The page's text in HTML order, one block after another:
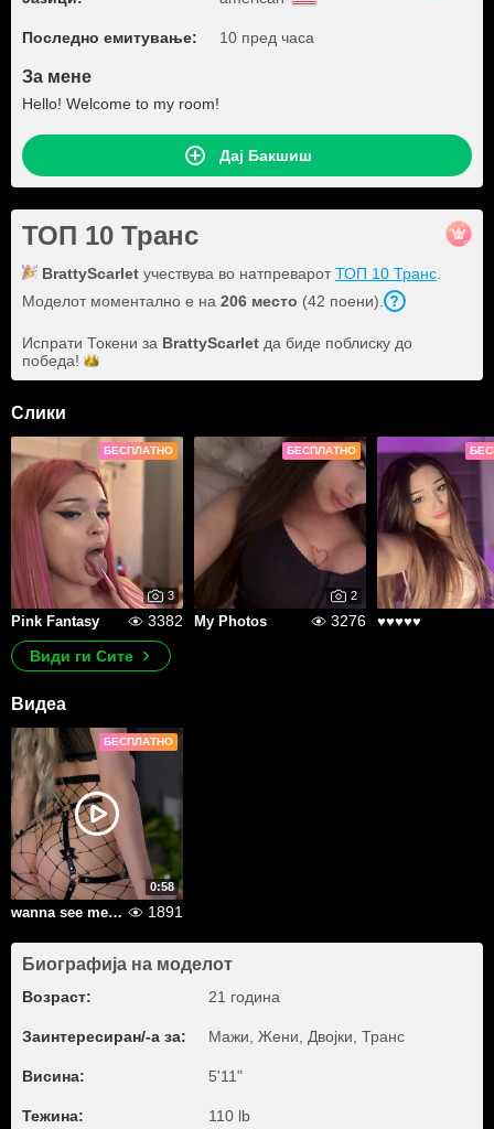
Последно емитување: 10 пред часа
За мене
Hello! Welcome to my room!
Дај Бакшиш
ТОП 10 Транс
BrattyScarlet учествува во натпреваротТОП 10 Транс
Моделот моментално е на 206 место (42 поени).
Испрати Токени за BrattyScarlet да биде поблиску до
победа!
Слики
БЕСПЛАТНО
3
Pink Fantasy 3382
БЕСПЛАТНО
2
My Photos 3276 ♥♥♥♥♥
Види ги Сите
Видеа
БЕСПЛАТНО
0:58
wanna see me and get hard? 1891
Биографија на моделот
Возраст: 21 година
Заинтересиран/-а за: Мажи, Жени, Двојки, Транс
Висина: 5'11"
Тежина: 110 lb